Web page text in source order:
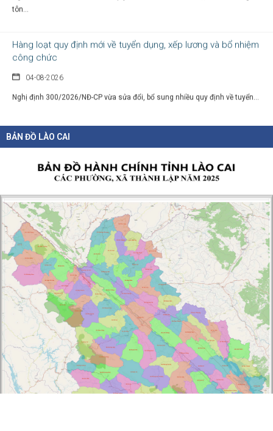
công chức
04-08-2026
Nghị định 300/2026/NĐ-CP vừa sửa đổi, bổ sung nhiều quy định về tuyển...
BẢN ĐỒ LÀO CAI